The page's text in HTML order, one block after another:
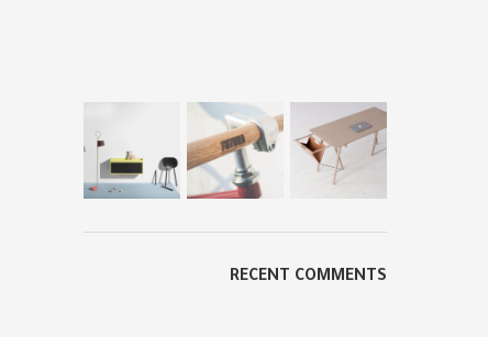
RECENT COMMENTS